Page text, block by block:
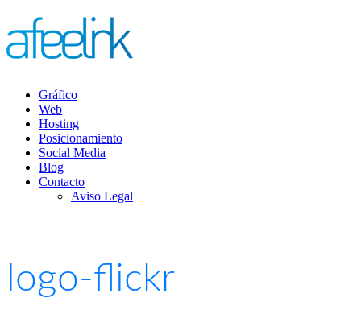
Gráfico
Web
Hosting
Posicionamiento
Social Media
Blog
Contacto
Aviso Legal
logo-flickr